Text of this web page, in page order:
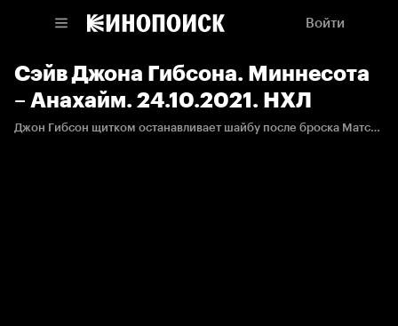
Войти
Сэйв Джона Гибсона. Миннесота
– Анахайм. 24.10.2021. НХЛ
Джон Гибсон щитком останавливает шайбу после броска Матса Зуккарелло